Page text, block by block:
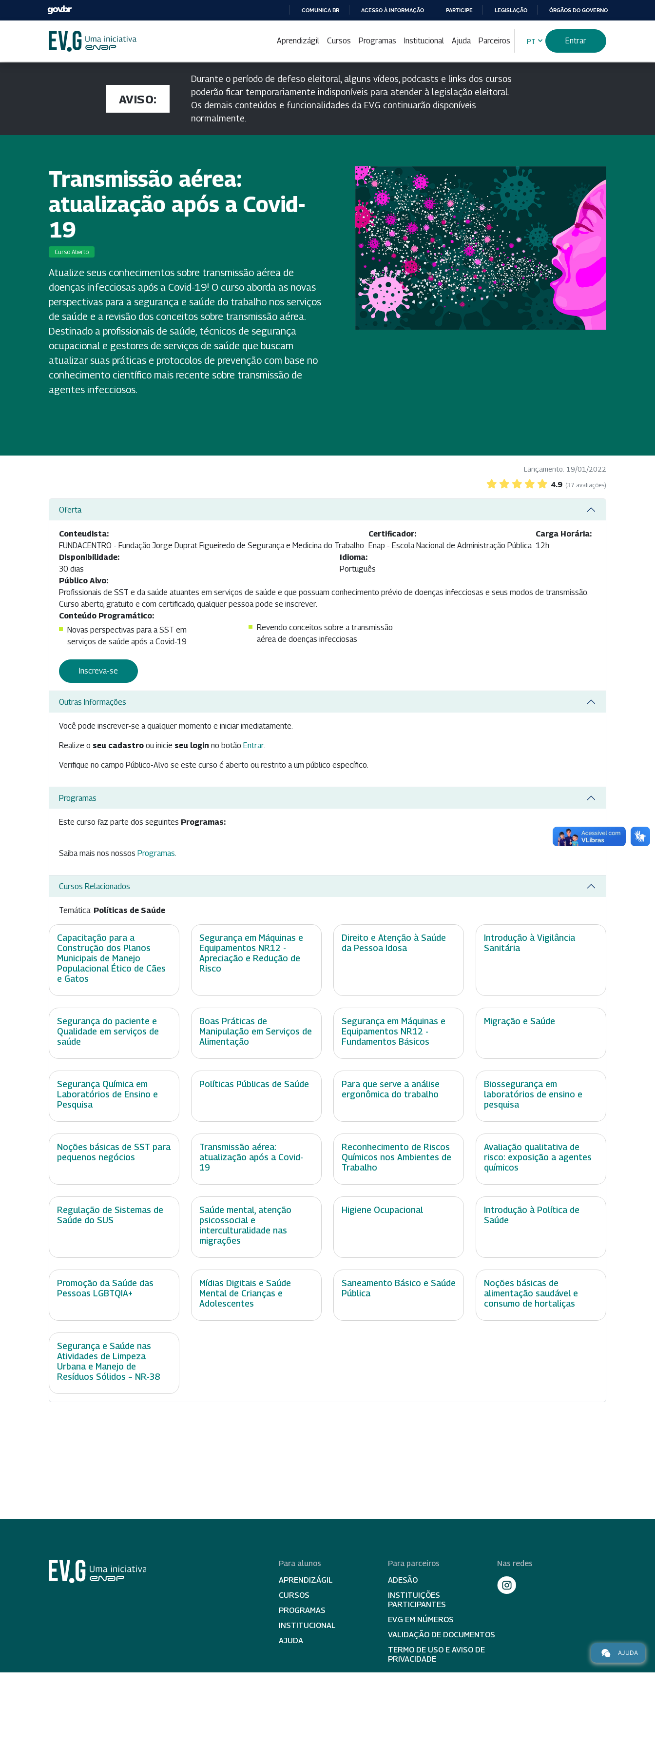
PARA
CONTEÚDO
COMUNICA BR ACESSO À INFORMAÇÃO PARTICIPE LEGISLAÇÃO ÓRGÃOS DO GOVERNO
Aprendizágil Cursos Programas Institucional Ajuda Parceiros PT Entrar
AVISO:
Durante o período de defeso eleitoral, alguns vídeos, podcasts e links dos cursos
poderão ficar temporariamente indisponíveis para atender à legislação eleitoral.
Os demais conteúdos e funcionalidades da EV.G continuarão disponíveis
normalmente.
Transmissão aérea:
atualização após a Covid-
19
Curso Aberto
Atualize seus conhecimentos sobre transmissão aérea de
doenças infecciosas após a Covid-19! O curso aborda as novas
perspectivas para a segurança e saúde do trabalho nos serviços
de saúde e a revisão dos conceitos sobre transmissão aérea.
Destinado a profissionais de saúde, técnicos de segurança
ocupacional e gestores de serviços de saúde que buscam
atualizar suas práticas e protocolos de prevenção com base no
conhecimento científico mais recente sobre transmissão de
agentes infecciosos.
Lançamento: 19/01/2022
4.9 (37 avaliações)
Oferta
Conteudista:
FUNDACENTRO - Fundação Jorge Duprat Figueiredo de Segurança e Medicina do Trabalho
Certificador:
Enap - Escola Nacional de Administração Pública
Carga Horária:
12h
Disponibilidade:
30 dias
Idioma:
Português
Público Alvo:
Profissionais de SST e da saúde atuantes em serviços de saúde e que possuam conhecimento prévio de doenças infecciosas e seus modos de transmissão.
Curso aberto, gratuito e com certificado, qualquer pessoa pode se inscrever.
Conteúdo Programático:
Novas perspectivas para a SST em
serviços de saúde após a Covid‐19
Revendo conceitos sobre a transmissão
aérea de doenças infecciosas
Inscreva-se
Outras Informações
Você pode inscrever-se a qualquer momento e iniciar imediatamente.
Realize o seu cadastro ou inicie seu login no botão Entrar.
Verifique no campo Público-Alvo se este curso é aberto ou restrito a um público específico.
Programas
Este curso faz parte dos seguintes Programas:
Saiba mais nos nossos Programas.
Cursos Relacionados
Temática: Políticas de Saúde
Capacitação para a
Construção dos Planos
Municipais de Manejo
Populacional Ético de Cães
e Gatos
Segurança em Máquinas e
Equipamentos NR12 -
Apreciação e Redução de
Risco
Direito e Atenção à Saúde
da Pessoa Idosa
Introdução à Vigilância
Sanitária
Segurança do paciente e
Qualidade em serviços de
saúde
Boas Práticas de
Manipulação em Serviços de
Alimentação
Segurança em Máquinas e
Equipamentos NR12 -
Fundamentos Básicos
Migração e Saúde
Segurança Química em
Laboratórios de Ensino e
Pesquisa
Políticas Públicas de Saúde
Para que serve a análise
ergonômica do trabalho
Biossegurança em
laboratórios de ensino e
pesquisa
Noções básicas de SST para
pequenos negócios
Transmissão aérea:
atualização após a Covid-
19
Reconhecimento de Riscos
Químicos nos Ambientes de
Trabalho
Avaliação qualitativa de
risco: exposição a agentes
químicos
Regulação de Sistemas de
Saúde do SUS
Saúde mental, atenção
psicossocial e
interculturalidade nas
migrações
Higiene Ocupacional
Introdução à Política de
Saúde
Promoção da Saúde das
Pessoas LGBTQIA+
Mídias Digitais e Saúde
Mental de Crianças e
Adolescentes
Saneamento Básico e Saúde
Pública
Noções básicas de
alimentação saudável e
consumo de hortaliças
Segurança e Saúde nas
Atividades de Limpeza
Urbana e Manejo de
Resíduos Sólidos – NR-38
Para alunos
APRENDIZÁGIL
CURSOS
PROGRAMAS
INSTITUCIONAL
AJUDA
Para parceiros
ADESÃO
INSTITUIÇÕES
PARTICIPANTES
EV.G EM NÚMEROS
VALIDAÇÃO DE DOCUMENTOS
TERMO DE USO E AVISO DE
PRIVACIDADE
Nas redes
AJUDA